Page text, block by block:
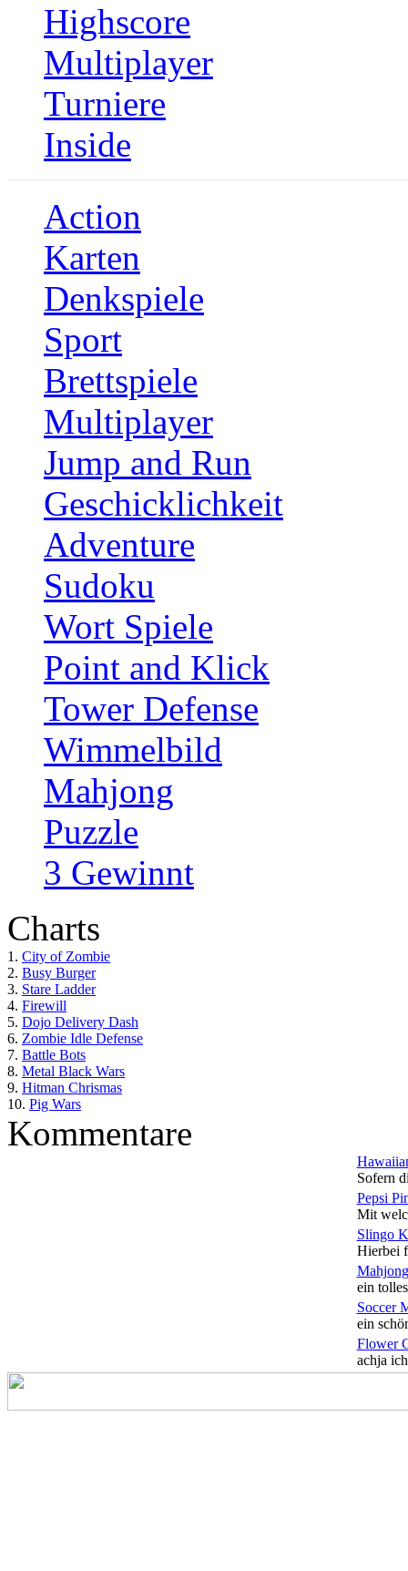
Highscore
Multiplayer
Turniere
Inside
Action
Karten
Denkspiele
Sport
Brettspiele
Multiplayer
Jump and Run
Geschicklichkeit
Adventure
Sudoku
Wort Spiele
Point and Klick
Tower Defense
Wimmelbild
Mahjong
Puzzle
3 Gewinnt
Charts
1. City of Zombie
2. Busy Burger
3. Stare Ladder
4. Firewill
5. Dojo Delivery Dash
6. Zombie Idle Defense
7. Battle Bots
8. Metal Black Wars
9. Hitman Chrismas
10. Pig Wars
Kommentare
Sofern
Pepsi
Mit
Slingo
Hierbei
ein
Soccer
ein
Flower
achja